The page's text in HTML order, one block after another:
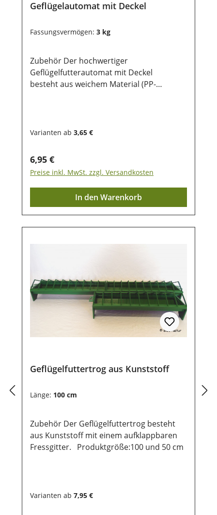
Geflügelautomat mit Deckel
Fassungsvermögen: 3 kg
Zubehör Der hochwertiger
Geflügelfutterautomat mit Deckel
besteht aus weichem Material (PP-
sollte der Geflügelautomat auf
werden. Bei jungen Küken sollte jedoch
der Futterautomat auf dem Boden gesetzt
werden. Durch die besondere
Konstruktion des Grill wird das
verschmutzen reduziert. Produktgröße:
für 3 kgfür 1 kg
Varianten ab 3,65 €
Regulärer Preis:
6,95 €
Preise inkl. MwSt. zzgl. Versandkosten
In den Warenkorb
Geflügelfuttertrog aus Kunststoff
Länge: 100 cm
Zubehör Der Geflügelfuttertrog besteht
aus Kunststoff mit einem aufklappbaren
Fressgitter. Produktgröße:100 und 50 cm
Varianten ab 7,95 €